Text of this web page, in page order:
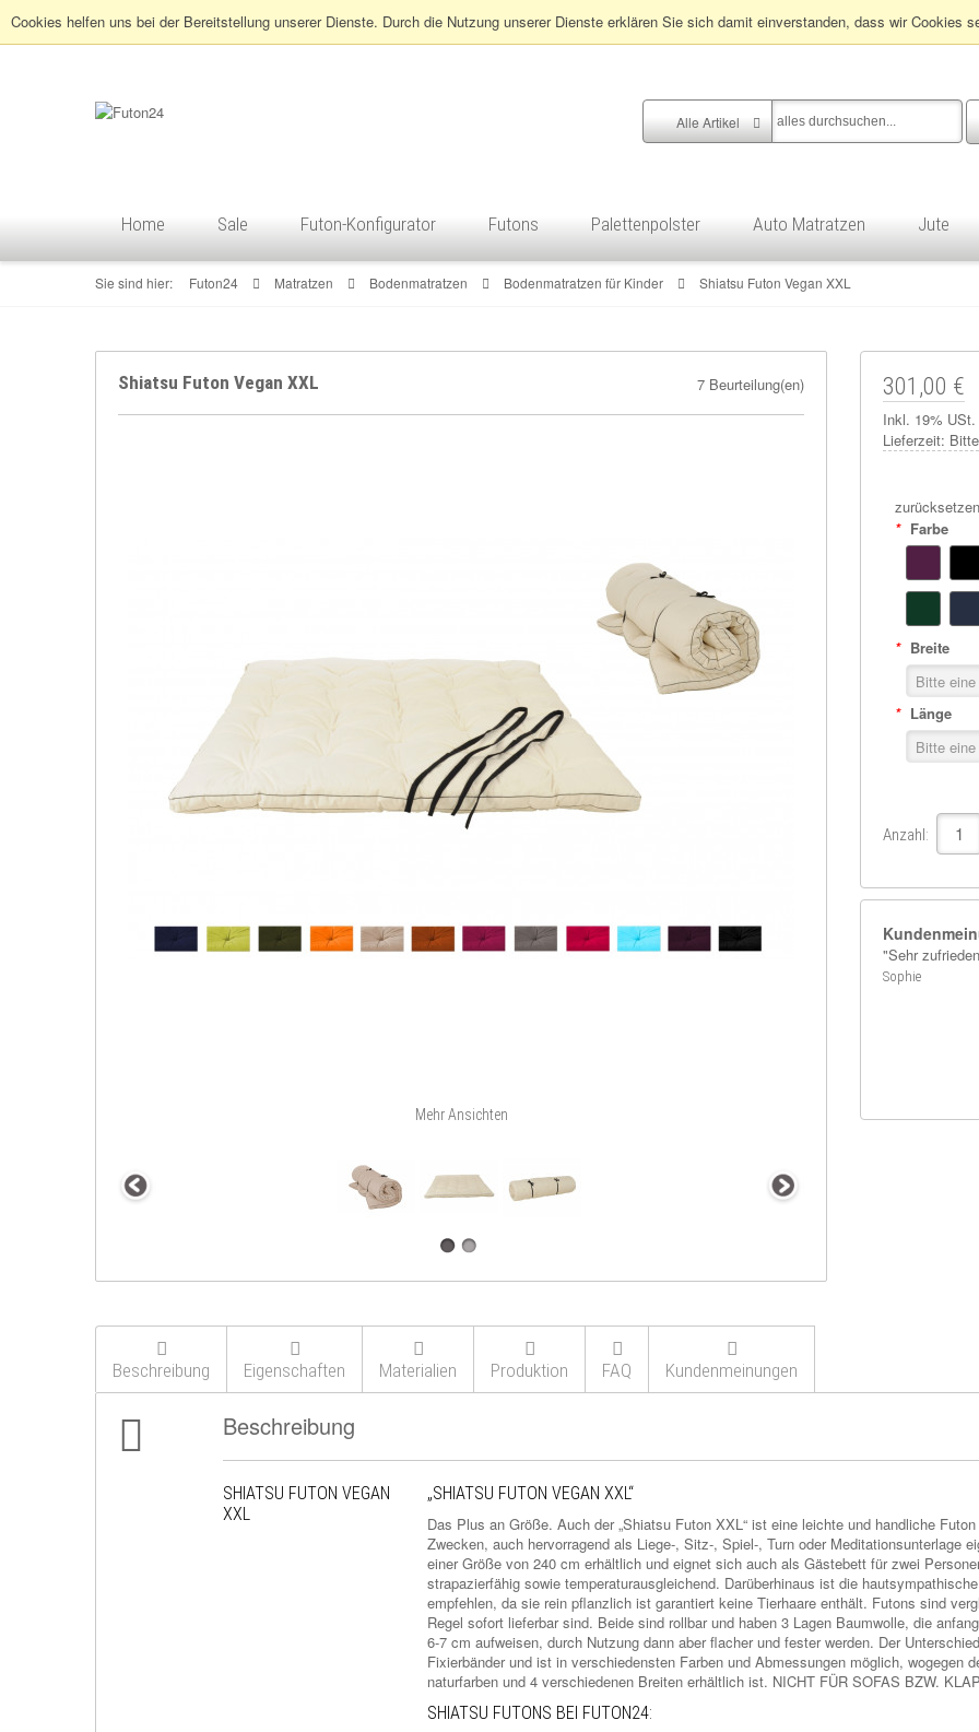
Cookies helfen uns bei der Bereitstellung unserer Dienste. Durch die Nutzung unserer Dienste erklären Sie sich damit einverstanden, dass wir Cookies
Alle Artikel
Home Sale Futon-Konfigurator Futons Palettenpolster Auto Matratzen Jute
Sie sind hier: Futon24 Matratzen Bodenmatratzen Bodenmatratzen für Kinder Shiatsu Futon Vegan XXL
Shiatsu Futon Vegan XXL 7 Beurteilung(en)
Mehr Ansichten
301,00 €
Inkl. 19% USt.
Lieferzeit:
zurücksetzen
* Farbe
* Breite
* Länge
Anzahl:
"Sehr
Sophie
Beschreibung Eigenschaften Materialien Produktion FAQ Kundenmeinungen
Beschreibung
SHIATSU FUTON VEGAN
XXL
„SHIATSU FUTON VEGAN XXL“
Das Plus an Größe. Auch der „Shiatsu Futon XXL“ ist eine leichte und handliche
Zwecken, auch hervorragend als Liege-, Sitz-, Spiel-, Turn oder Meditationsunterlage
einer Größe von 240 cm erhältlich und eignet sich auch als Gästebett für zwei
strapazierfähig sowie temperaturausgleichend. Darüberhinaus ist die
empfehlen, da sie rein pflanzlich ist garantiert keine Tierhaare enthält. Futons sind
Regel sofort lieferbar sind. Beide sind rollbar und haben 3 Lagen Baumwolle, die
6-7 cm aufweisen, durch Nutzung dann aber flacher und fester werden. Der
Fixierbänder und ist in verschiedensten Farben und Abmessungen möglich, wogegen
naturfarben und 4 verschiedenen Breiten erhältlich ist. NICHT FÜR SOFAS BZW.
SHIATSU FUTONS BEI FUTON24: